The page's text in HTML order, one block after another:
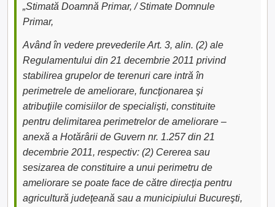
„Stimată Doamnă Primar, / Stimate Domnule
Primar,
Având în vedere prevederile Art. 3, alin. (2) ale
Regulamentului din 21 decembrie 2011 privind
stabilirea grupelor de terenuri care intră în
perimetrele de ameliorare, funcţionarea şi
atribuţiile comisiilor de specialişti, constituite
pentru delimitarea perimetrelor de ameliorare –
anexă a Hotărârii de Guvern nr. 1.257 din 21
decembrie 2011, respectiv: (2) Cererea sau
sesizarea de constituire a unui perimetru de
ameliorare se poate face de către direcţia pentru
agricultură judeţeană sau a municipiului Bucureşti,